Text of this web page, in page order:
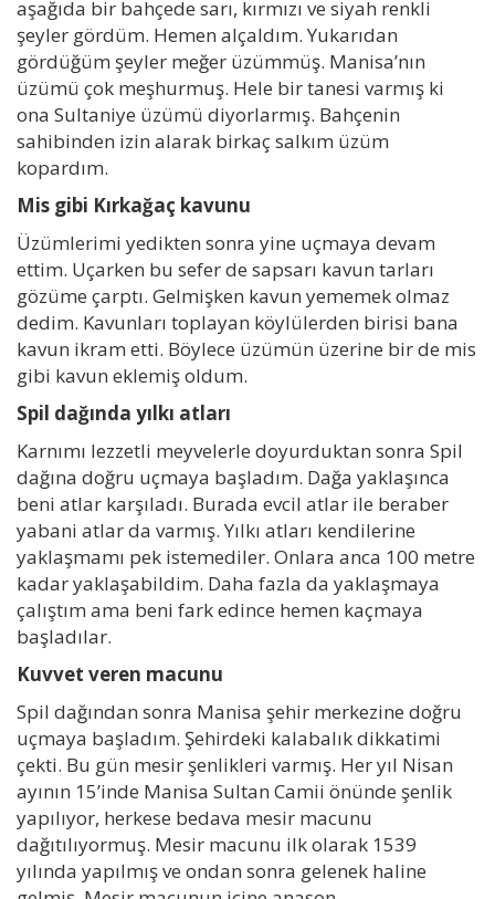
aşağıda bir bahçede sarı, kırmızı ve siyah renkli
şeyler gördüm. Hemen alçaldım. Yukarıdan
gördüğüm şeyler meğer üzümmüş. Manisa’nın
üzümü çok meşhurmuş. Hele bir tanesi varmış ki
ona Sultaniye üzümü diyorlarmış. Bahçenin
sahibinden izin alarak birkaç salkım üzüm
kopardım.
Mis gibi Kırkağaç kavunu
Üzümlerimi yedikten sonra yine uçmaya devam
ettim. Uçarken bu sefer de sapsarı kavun tarları
gözüme çarptı. Gelmişken kavun yememek olmaz
dedim. Kavunları toplayan köylülerden birisi bana
kavun ikram etti. Böylece üzümün üzerine bir de mis
gibi kavun eklemiş oldum.
Spil dağında yılkı atları
Karnımı lezzetli meyvelerle doyurduktan sonra Spil
dağına doğru uçmaya başladım. Dağa yaklaşınca
beni atlar karşıladı. Burada evcil atlar ile beraber
yabani atlar da varmış. Yılkı atları kendilerine
yaklaşmamı pek istemediler. Onlara anca 100 metre
kadar yaklaşabildim. Daha fazla da yaklaşmaya
çalıştım ama beni fark edince hemen kaçmaya
başladılar.
Kuvvet veren macunu
Spil dağından sonra Manisa şehir merkezine doğru
uçmaya başladım. Şehirdeki kalabalık dikkatimi
çekti. Bu gün mesir şenlikleri varmış. Her yıl Nisan
ayının 15’inde Manisa Sultan Camii önünde şenlik
yapılıyor, herkese bedava mesir macunu
dağıtılıyormuş. Mesir macunu ilk olarak 1539
yılında yapılmış ve ondan sonra gelenek haline